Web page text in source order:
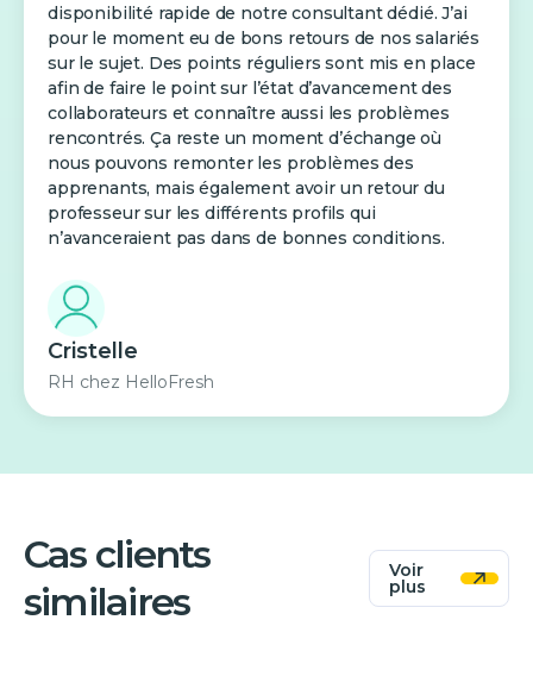
disponibilité rapide de notre consultant dédié. J’ai
pour le moment eu de bons retours de nos salariés
sur le sujet. Des points réguliers sont mis en place
afin de faire le point sur l’état d’avancement des
collaborateurs et connaître aussi les problèmes
rencontrés. Ça reste un moment d’échange où
nous pouvons remonter les problèmes des
apprenants, mais également avoir un retour du
professeur sur les différents profils qui
n’avanceraient pas dans de bonnes conditions.
Cristelle
RH chez HelloFresh
Cas clients
similaires
Voir
plus